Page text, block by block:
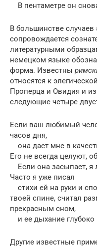
В пентаметре он
В большинстве
сопровождается
литературными
немецком языке
форма. Известны
относятся к
Проперца и Овидия и
следующие четыре
Если ваш любимый
часов дня,
она дает мне в
Его не всегда целуют,
Если она засыпает, я
Часто я уже писал
стихи ей на руки и
твоей спине, считал
прекрасным сном,
и ее дыхание глубоко
Другие известные